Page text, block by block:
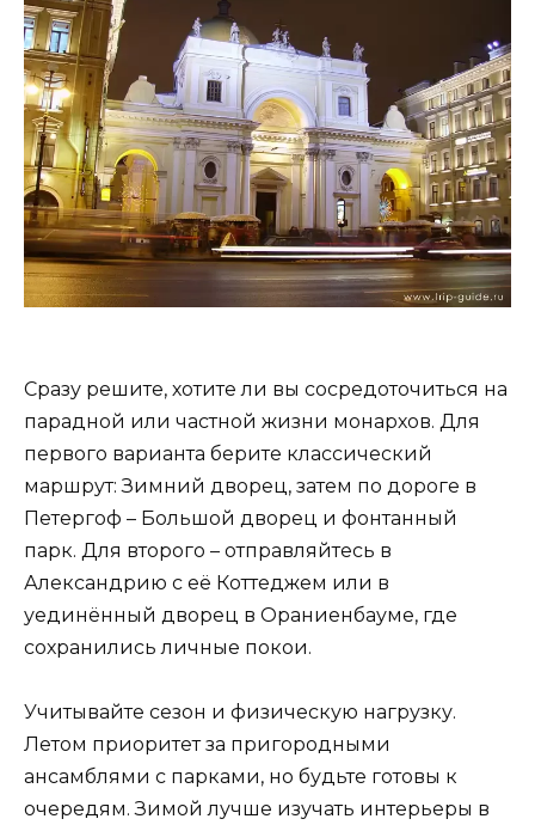
Сразу решите, хотите ли вы сосредоточиться на
парадной или частной жизни монархов. Для
первого варианта берите классический
маршрут: Зимний дворец, затем по дороге в
Петергоф – Большой дворец и фонтанный
парк. Для второго – отправляйтесь в
Александрию с её Коттеджем или в
уединённый дворец в Ораниенбауме, где
сохранились личные покои.
Учитывайте сезон и физическую нагрузку.
Летом приоритет за пригородными
ансамблями с парками, но будьте готовы к
очередям. Зимой лучше изучать интерьеры в